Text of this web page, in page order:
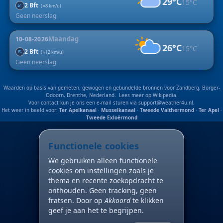
15°C
Geen neerslag
↑2 Bft (≈8 km/u)
10-08-2026Maandag
26°C15°C
Geen neerslag
↑2 Bft (≈12 km/u)
Waarden op basis van gemeten, gewogen en gebundelde bronnen voor Zandberg, Borger-
Odoorn, Drenthe, Nederland. Lees meer op Wikipedia.
Voor contact kun je ons een e-mail sturen via support@weather4u.nl.
Het weer in beeld voor: Ter Apelkanaal· Musselkanaal· Tweede Valthermond· Ter Apel·
Tweede Exloërmond
Functionele cookies
We gebruiken alleen functionele
cookies om instellingen zoals je
thema en recente zoekopdracht te
onthouden. Geen tracking, geen
fratsen. Door opAkkoordte klikken
geef je aan het te begrijpen.